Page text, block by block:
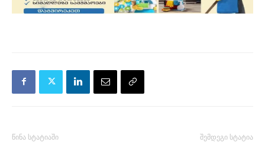
წინა სტატიაში შემდეგი სტატია